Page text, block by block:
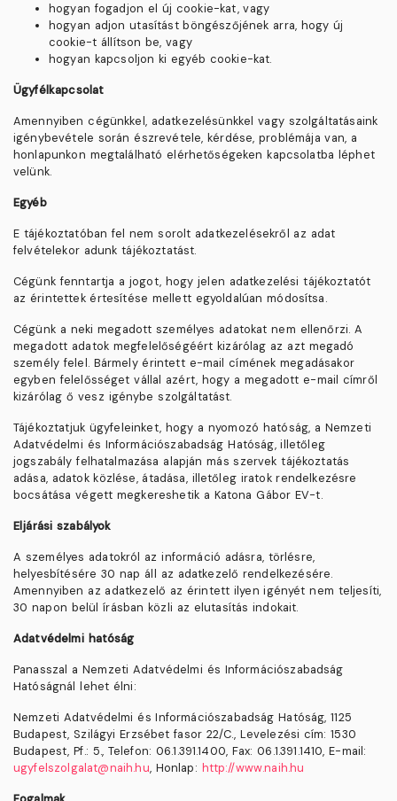
hogyan fogadjon el új cookie-kat, vagy
hogyan adjon utasítást böngészőjének arra, hogy új
cookie-t állítson be, vagy
hogyan kapcsoljon ki egyéb cookie-kat.
Ügyfélkapcsolat
Amennyiben cégünkkel, adatkezelésünkkel vagy szolgáltatásaink
igénybevétele során észrevétele, kérdése, problémája van, a
honlapunkon megtalálható elérhetőségeken kapcsolatba léphet
velünk.
Egyéb
E tájékoztatóban fel nem sorolt adatkezelésekről az adat
felvételekor adunk tájékoztatást.
Cégünk fenntartja a jogot, hogy jelen adatkezelési tájékoztatót
az érintettek értesítése mellett egyoldalúan módosítsa.
Cégünk a neki megadott személyes adatokat nem ellenőrzi. A
megadott adatok megfelelőségéért kizárólag az azt megadó
személy felel. Bármely érintett e-mail címének megadásakor
egyben felelősséget vállal azért, hogy a megadott e-mail címről
kizárólag ő vesz igénybe szolgáltatást.
Tájékoztatjuk ügyfeleinket, hogy a nyomozó hatóság, a Nemzeti
Adatvédelmi és Információszabadság Hatóság, illetőleg
jogszabály felhatalmazása alapján más szervek tájékoztatás
adása, adatok közlése, átadása, illetőleg iratok rendelkezésre
bocsátása végett megkereshetik a Katona Gábor EV-t.
Eljárási szabályok
A személyes adatokról az információ adásra, törlésre,
helyesbítésére 30 nap áll az adatkezelő rendelkezésére.
Amennyiben az adatkezelő az érintett ilyen igényét nem teljesíti,
30 napon belül írásban közli az elutasítás indokait.
Adatvédelmi hatóság
Panasszal a Nemzeti Adatvédelmi és Információszabadság
Hatóságnál lehet élni:
Nemzeti Adatvédelmi és Információszabadság Hatóság, 1125
Budapest, Szilágyi Erzsébet fasor 22/C., Levelezési cím: 1530
Budapest, Pf.: 5., Telefon: 06.1.391.1400, Fax: 06.1.391.1410, E-mail:
ugyfelszolgalat@naih.hu, Honlap: http://www.naih.hu